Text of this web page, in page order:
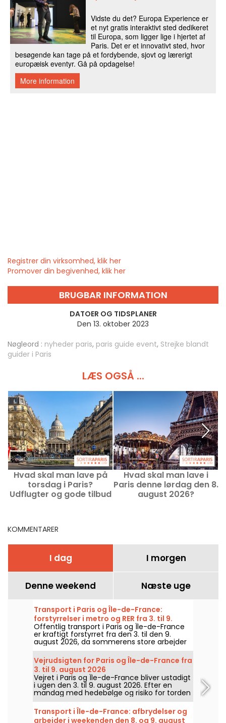
Registrer din virksomhed, klik her
Promover din begivenhed, klik her
BRUGBAR INFORMATION
DATOER OG TIDSPLANER
Den 13. oktober 2023
Nøgleord : nyheder paris, paris guide event, Strejke blandt
guider i Paris
LÆS OGSÅ ...
Hvad skal man lave på
torsdag i Paris?
Udflugter og gode tilbud
Hvad skal man lave i
Paris denne lørdag den 8.
august 2026?
KOMMENTARER
I dag I morgen
Denne weekend Næste uge
Transport i Paris og Île-de-France:
forstyrrelser i metro og RER fra 3. til 9.
august 2026
Offentlig transport i Paris og Île-de-France
er kraftigt forstyrret fra den 3. til den 9.
august 2026, da sommerens store arbejder
rammer særligt hårdt nogle linjer, ifølge
RATP og SNCF.
Vejrudsigten for Paris og Île-de-France fra
3. til 9. august 2026
Vejret i Paris og Île-de-France bliver ustadigt
i ugen den 3. til 9. august 2026. Efter en
mandag med hedebølge og risiko for torden
vil temperaturerne falde gradvist, før et
varmere og solrigt vejr vender tilbage til
weekenden.
Transport i Île-de-France: afbrydelser og
arbejder i weekenden den 8. og 9. august